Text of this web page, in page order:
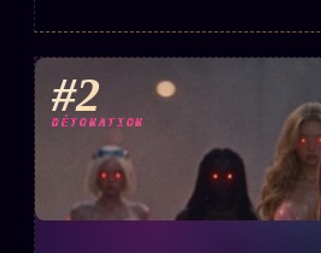
#2
DÉTONATION